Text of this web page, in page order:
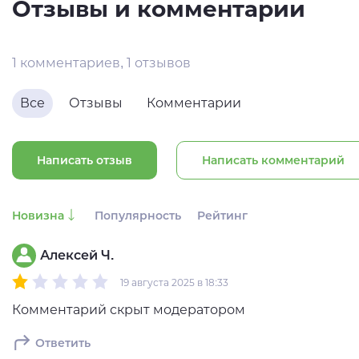
Отзывы и комментарии
1 комментариев, 1 отзывов
Все Отзывы Комментарии
Написать отзыв Написать комментарий
Новизна Популярность Рейтинг
Алексей Ч.
19 августа 2025 в 18:33
Комментарий скрыт модератором
Ответить